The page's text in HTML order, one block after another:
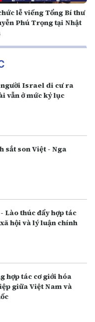
lễ viếng Tổng Bí thư
Phú Trọng tại Nhật
người Israel di cư ra
vẫn ở mức kỷ lục
sắt son Việt - Nga
Lào thúc đẩy hợp tác
hội và lý luận chính
hợp tác cơ giới hóa
giữa Việt Nam và